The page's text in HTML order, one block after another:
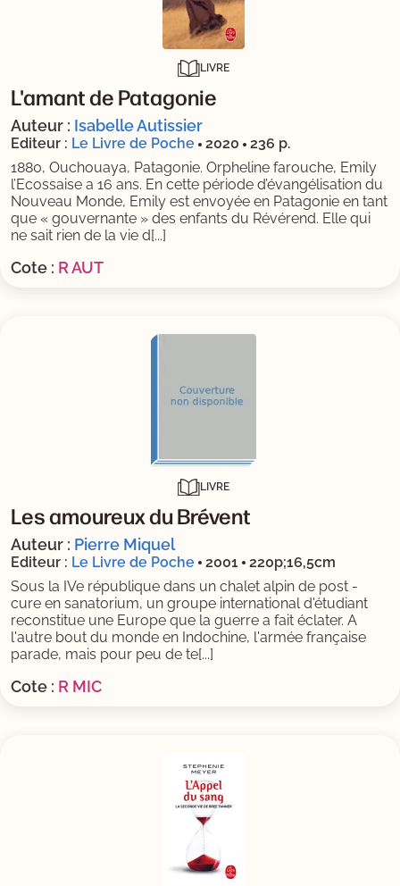
LIVRE
L'amant de Patagonie
Auteur : Isabelle Autissier
Editeur : Le Livre de Poche 2020
236 p.
1880, Ouchouaya, Patagonie. Orpheline farouche, Emily
l’Ecossaise a 16 ans. En cette période d’évangélisation du
Nouveau Monde, Emily est envoyée en Patagonie en tant
que « gouvernante » des enfants du Révérend. Elle qui
ne sait rien de la vie d[...]
Cote : R AUT
LIVRE
Les amoureux du Brévent
Auteur : Pierre Miquel
Editeur : Le Livre de Poche 2001
220p;16,5cm
Sous la IVe république dans un chalet alpin de post -
cure en sanatorium, un groupe international d'étudiant
reconstitue une Europe que la guerre a fait éclater. A
l'autre bout du monde en Indochine, l'armée française
parade, mais pour peu de te[...]
Cote : R MIC